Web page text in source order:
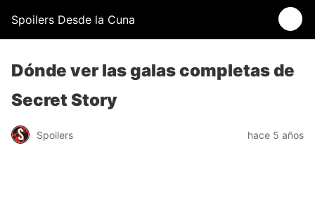
Spoilers Desde la Cuna
Dónde ver las galas completas de
Secret Story
Spoilers hace 5 años